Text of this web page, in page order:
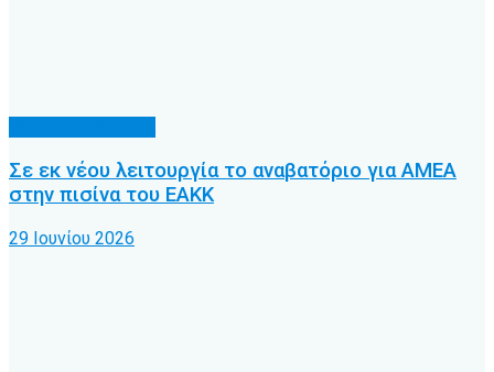
Σε εκ νέου λειτουργία το αναβατόριο για ΑΜΕΑ
στην πισίνα του ΕΑΚΚ
29 Ιουνίου 2026